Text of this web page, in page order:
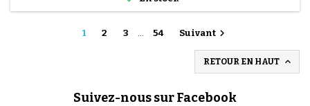
1 2 3 54 Suivant
RETOUR EN HAUT 
Suivez-nous sur Facebook